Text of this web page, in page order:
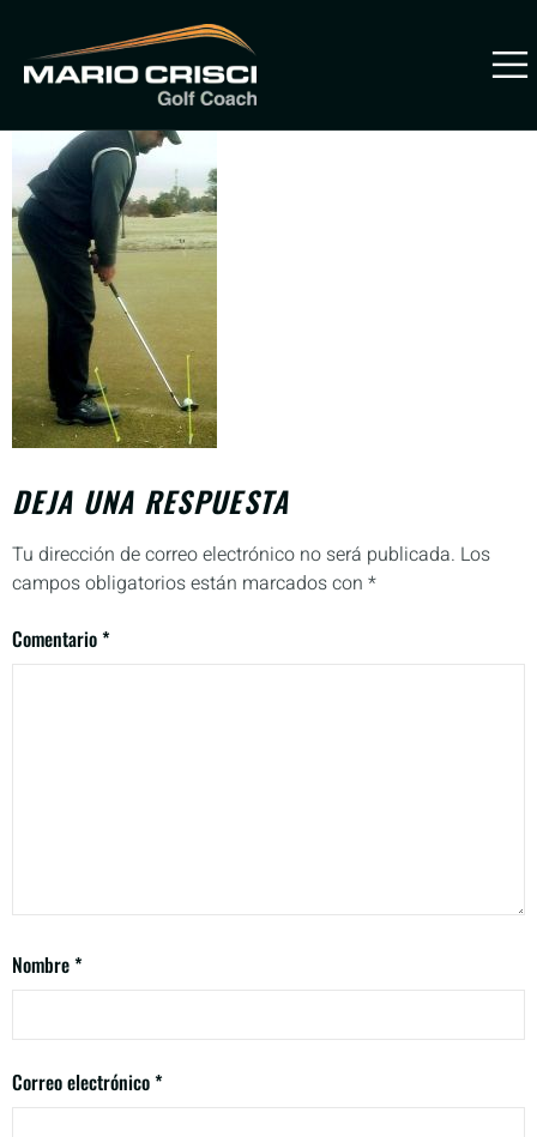
PREVENIR
LESIONES
ChippingLesson3pic2
DEJA UNA RESPUESTA
Tu dirección de correo electrónico no será publicada. Los
campos obligatorios están marcados con *
Comentario*
Nombre*
Correo electrónico*